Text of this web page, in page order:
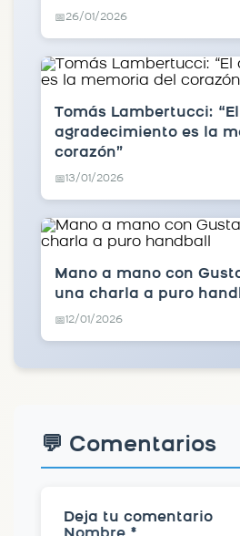
📅26/01/2026
Tomás Lambertucci: “El
agradecimiento es la
corazón”
📅13/01/2026
Mano a mano con
una charla a puro
📅12/01/2026
💬 Comentarios
Deja tu comentario